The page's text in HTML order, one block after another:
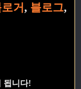
거, 블로그,
됩니다!